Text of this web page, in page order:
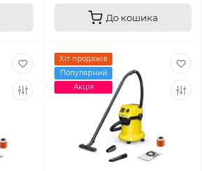
До кошика
Хіт продажів
Популярний
Акція